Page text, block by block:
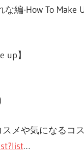
編-How To
】
メや気になるコ
…